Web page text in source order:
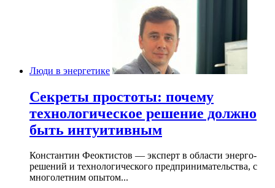
Люди в энергетике
Секреты простоты: почему
технологическое решение должно
быть интуитивным
Константин Феоктистов — эксперт в области энерго-
решений и технологического предпринимательства, с
многолетним опытом...